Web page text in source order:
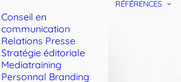
Conseil en
communication
Relations Presse
Stratégie éditoriale
Mediatraining
Personnal Branding
RÉFÉRENCES